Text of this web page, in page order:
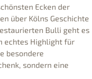
Ecken der
über Kölns Geschichte
Bulli geht es
echtes Highlight für
besondere
sondern eine